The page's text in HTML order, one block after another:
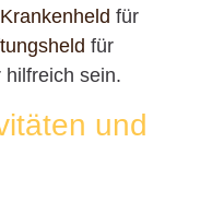
Krankenheld für
für
hilfreich sein.
und